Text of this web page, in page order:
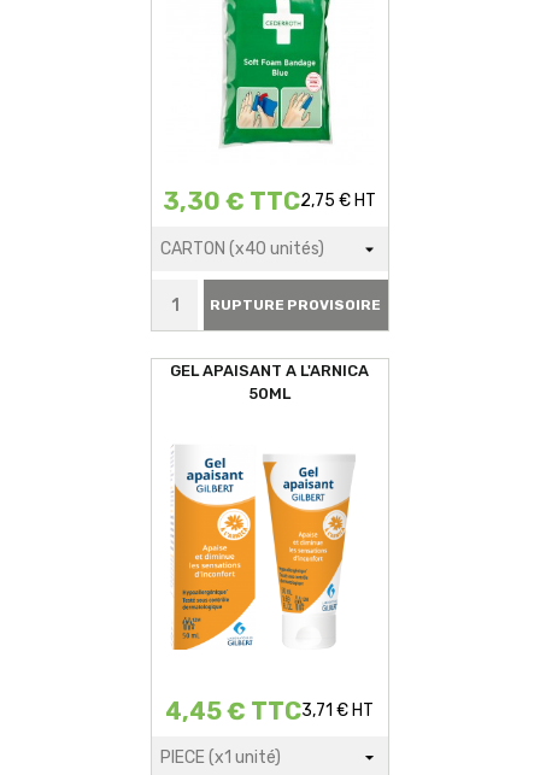
3,30 € TTC2,75 € HT
RUPTURE PROVISOIRE
GEL APAISANT A L'ARNICA
50ML
4,45 € TTC3,71 € HT